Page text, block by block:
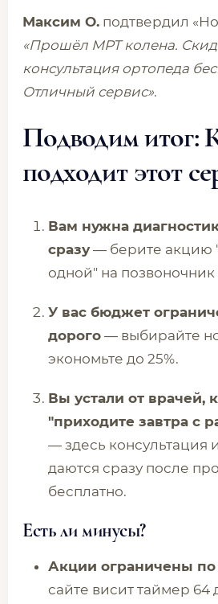
Максим О. подтвердил
«Прошёл МРТ колена.
консультация ортопеда
Отличный сервис».
Подводим итог:
подходит этот
Вам нужна
сразу— берите акцию
одной" на позвоночник
У вас бюджет
дорого — выбирайте
экономьте до 25%.
Вы устали от врачей,
"приходите завтра с
— здесь консультация
даются сразу после
бесплатно.
Есть ли минусы?
Акции ограничены
сайте висит таймер 64